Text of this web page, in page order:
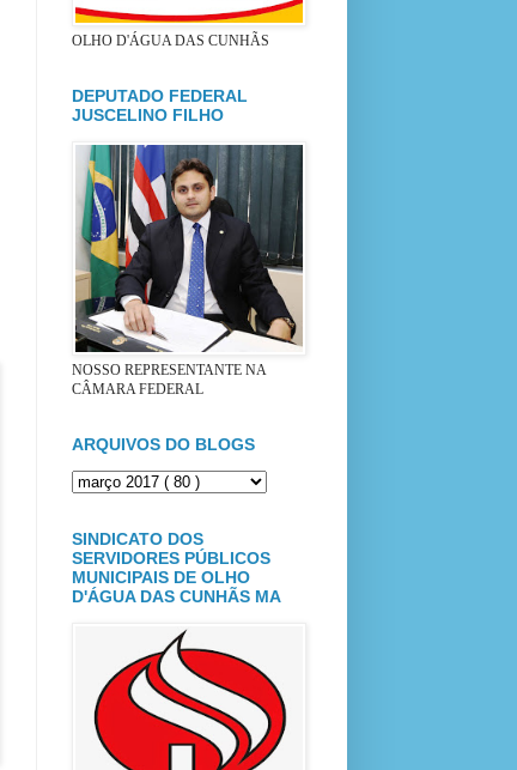
OLHO D'ÁGUA DAS CUNHÃS
DEPUTADO FEDERAL
JUSCELINO FILHO
NOSSO REPRESENTANTE NA
CÂMARA FEDERAL
ARQUIVOS DO BLOGS
SINDICATO DOS
SERVIDORES PÚBLICOS
MUNICIPAIS DE OLHO
D'ÁGUA DAS CUNHÃS MA